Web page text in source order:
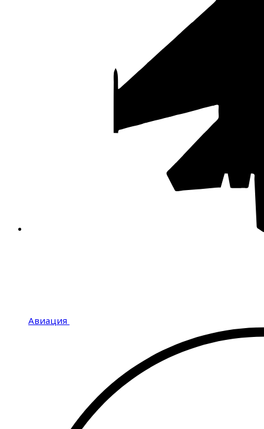
Авиация